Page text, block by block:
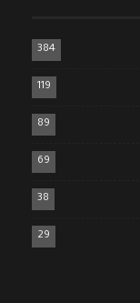
384
119
89
69
38
29